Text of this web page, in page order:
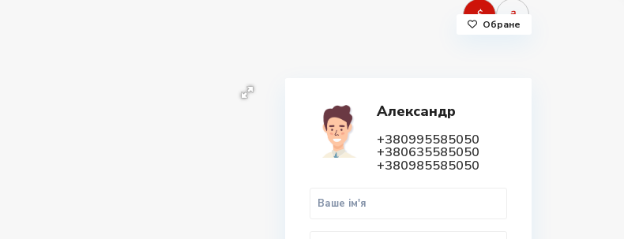
$ ₴
Обране
Александр
+380995585050
+380635585050
+380985585050